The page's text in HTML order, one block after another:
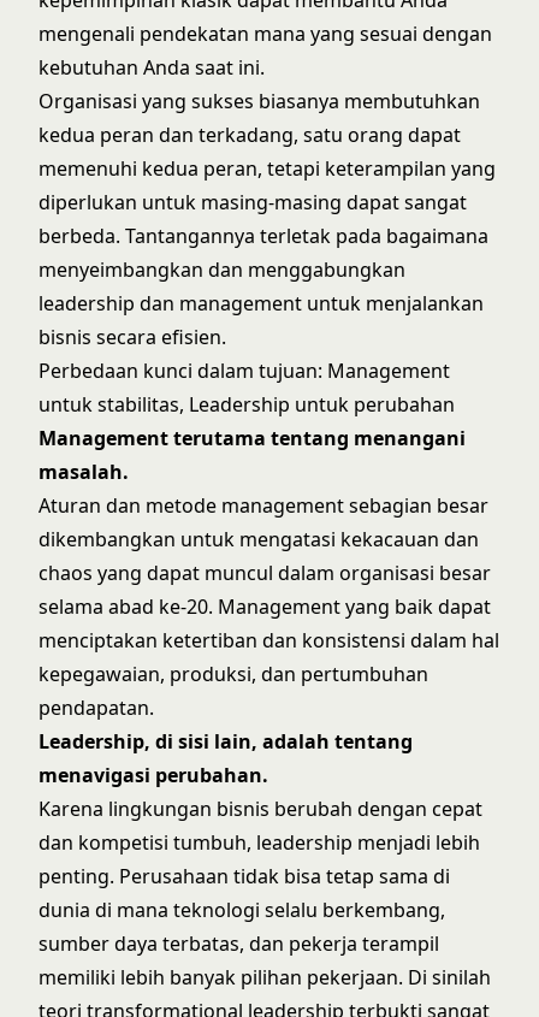
mengenali pendekatan mana yang sesuai dengan
kebutuhan Anda saat ini.
Organisasi yang sukses biasanya membutuhkan
kedua peran dan terkadang, satu orang dapat
memenuhi kedua peran, tetapi keterampilan yang
diperlukan untuk masing-masing dapat sangat
berbeda. Tantangannya terletak pada bagaimana
menyeimbangkan dan menggabungkan
leadership dan management untuk menjalankan
bisnis secara efisien.
Perbedaan kunci dalam tujuan: Management
untuk stabilitas, Leadership untuk perubahan
Management terutama tentang menangani
masalah.
Aturan dan metode management sebagian besar
dikembangkan untuk mengatasi kekacauan dan
chaos yang dapat muncul dalam organisasi besar
selama abad ke-20. Management yang baik dapat
menciptakan ketertiban dan konsistensi dalam hal
kepegawaian, produksi, dan pertumbuhan
pendapatan.
Leadership, di sisi lain, adalah tentang
menavigasi perubahan.
Karena lingkungan bisnis berubah dengan cepat
dan kompetisi tumbuh, leadership menjadi lebih
penting. Perusahaan tidak bisa tetap sama di
dunia di mana teknologi selalu berkembang,
sumber daya terbatas, dan pekerja terampil
memiliki lebih banyak pilihan pekerjaan. Di sinilah
teori transformational leadership terbukti sangat